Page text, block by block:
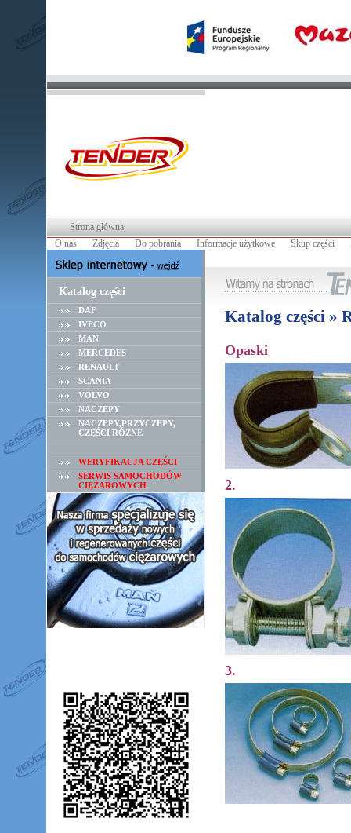
Strona główna
O nas
Zdjęcia Do pobrania Informacje użytkowe Skup części
Katalog części
DAF
IVECO
MAN
MERCEDES
RENAULT
SCANIA
VOLVO
NACZEPY
NACZEPY,PRZYCZEPY,
CZĘŚCI RÓŻNE
WERYFIKACJA CZĘŚCI
SERWIS SAMOCHODÓW
CIĘŻAROWYCH
Katalog części »
Opaski
2.
3.